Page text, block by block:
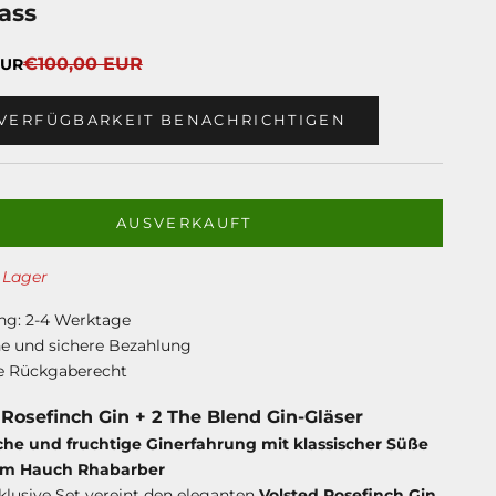
Regulärer Preis
€100,00 EUR
BENACHRICHTIGEN
AUSVERKAUFT
2-4 Werktage
und sichere Bezahlung
Rückgaberecht
Gin + 2 The Blend Gin-Gläser
und fruchtige Ginerfahrung mit klassischer Süße
Hauch Rhabarber